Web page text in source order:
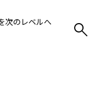
次のレベルへ